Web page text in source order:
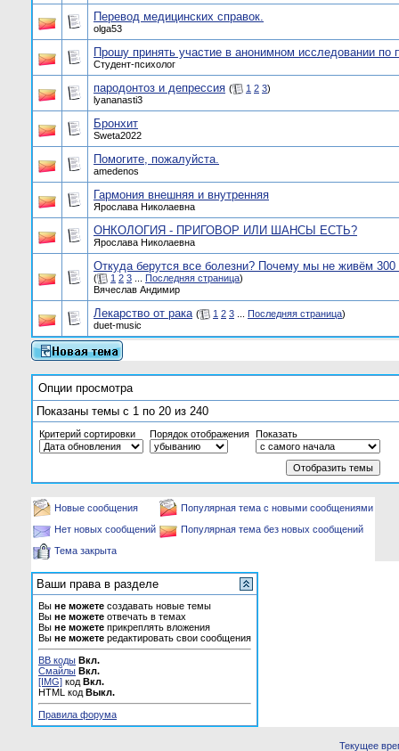
Перевод медицинских справок.
olga53
Прошу принять участие в анонимном исследовании по
Студент-психолог
пародонтоз и депрессия ( 1 2 3)
lyananasti3
Бронхит
Sweta2022
Помогите, пожалуйста.
amedenos
Гармония внешняя и внутренняя
Ярослава Николаевна
ОНКОЛОГИЯ - ПРИГОВОР ИЛИ ШАНСЫ ЕСТЬ?
Ярослава Николаевна
Откуда берутся все болезни? Почему мы не живём 300
( 1 2 3 Последняя страница)
Вячеслав Андимир
Лекарство от рака ( 1 2 3 Последняя страница)
duet-music
Опции просмотра
Показаны темы с 1 по 20 из 240
Критерий сортировки Порядок отображения Показать
Новые сообщения
Популярная тема с новыми сообщениями
Нет новых сообщений
Популярная тема без новых сообщений
Тема закрыта
Ваши права в разделе
Вы не можете создавать новые темы
Вы не можете отвечать в темах
Вы не можете прикреплять вложения
Вы не можете редактировать свои сообщения
BB коды Вкл.
Смайлы Вкл.
[IMG] код Вкл.
HTML код Выкл.
Правила форума
Текущее